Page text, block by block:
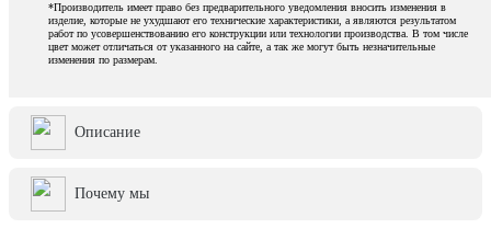
*Производитель имеет право без предварительного уведомления вносить изменения в
изделие, которые не ухудшают его технические характеристики, а являются результатом
работ по усовершенствованию его конструкции или технологии производства. В том числе
цвет может отличаться от указанного на сайте, а так же могут быть незначительные
изменения по размерам.
Описание
Почему мы